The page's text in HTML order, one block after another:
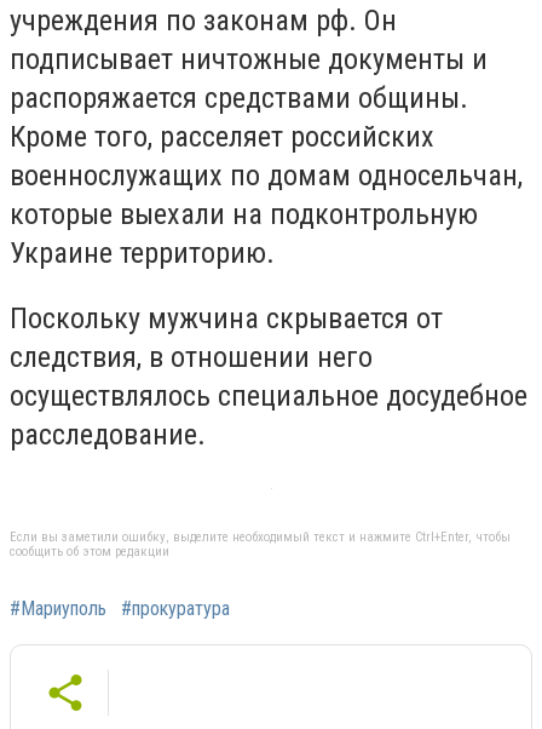
учреждения по законам рф. Он
подписывает ничтожные документы и
распоряжается средствами общины.
Кроме того, расселяет российских
военнослужащих по домам односельчан,
которые выехали на подконтрольную
Украине территорию.
Поскольку мужчина скрывается от
следствия, в отношении него
осуществлялось специальное досудебное
расследование.
Если вы заметили ошибку, выделите необходимый текст и нажмите Ctrl+Enter, чтобы
сообщить об этом редакции
#Мариуполь #прокуратура